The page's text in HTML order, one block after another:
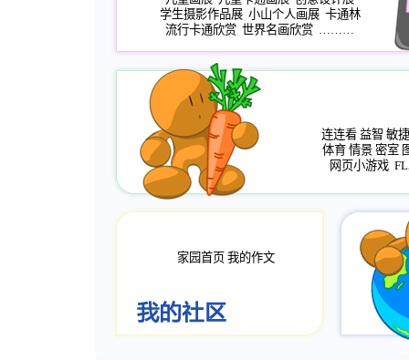
学生摄影作品展 小山个人画展 卡通林
流行卡通欣赏 世界名画欣赏 ………
连连看 益智 敏捷
体育 情景 密室
网页小游戏
家园首页 我的作文